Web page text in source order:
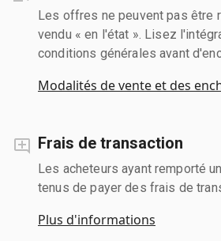
Les offres ne peuvent pas être
vendu « en l'état ». Lisez
conditions générales avant
Modalités de vente et des
Frais de transaction
Les acheteurs ayant remporté
tenus de payer des frais de
Plus d'informations